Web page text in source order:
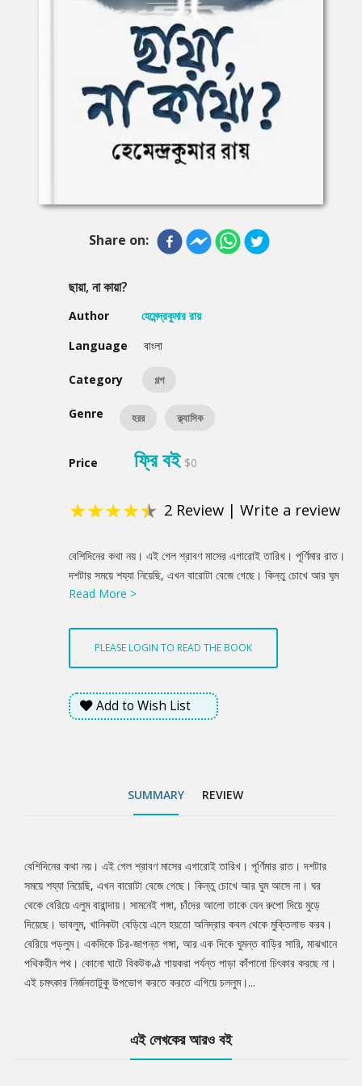
Share on:
ছায়া, না কায়া?
Author
হেমেন্দ্রকুমার রায়
Language
বাংলা
Category গল্প
Genre হরর ক্ল্যাসিক
Price ফ্রি বই $0
★★★★★ 2 Review | Write a review
Product
Summery
বেশিদিনের কথা নয়। এই গেল শ্রাবণ মাসের এগারোই তারিখ। পূর্ণিমার রাত।
দশটার সময়ে শয্যা নিয়েছি, এখন বারোটা বেজে গেছে। কিন্তু চোখে আর ঘুম
আসে না। ঘর থেকে বেরিয়ে এলুম বারান্দায়। সামনেই গঙ্গা, চাঁদের আলো তাকে
কবল থেকে মুক্তিলাভ করব। বেরিয়ে পড়লুম। একদিকে চির-জাগন্ত গঙ্গা, আর
এক দিকে ঘুমন্ত বাড়ির সারি, মাঝখানে পথিকহীন পথ। কোনো ঘাটে বিকটকণ্ঠ
গায়করা পর্যন্ত পাড়া কাঁপানো চিৎকার করছে না। এই চমৎকার নির্জনতাটুকু
উপভোগ করতে করতে এগিয়ে চললুম।...
Read More >
PLEASE LOGIN TO READ THE BOOK
Add to Wish List
SUMMARY REVIEW
Tab
Article
বেশিদিনের কথা নয়। এই গেল শ্রাবণ মাসের এগারোই তারিখ। পূর্ণিমার রাত। দশটার
সময়ে শয্যা নিয়েছি, এখন বারোটা বেজে গেছে। কিন্তু চোখে আর ঘুম আসে না। ঘর
থেকে বেরিয়ে এলুম বারান্দায়। সামনেই গঙ্গা, চাঁদের আলো তাকে যেন রুপো দিয়ে মুড়ে
দিয়েছে। ভাবলুম, খানিকটা বেড়িয়ে এলে হয়তো অনিদ্রার কবল থেকে মুক্তিলাভ করব।
বেরিয়ে পড়লুম। একদিকে চির-জাগন্ত গঙ্গা, আর এক দিকে ঘুমন্ত বাড়ির সারি, মাঝখানে
পথিকহীন পথ। কোনো ঘাটে বিকটকণ্ঠ গায়করা পর্যন্ত পাড়া কাঁপানো চিৎকার করছে না।
এই চমৎকার নির্জনতাটুকু উপভোগ করতে করতে এগিয়ে চললুম।...
এই লেখকের আরও বই